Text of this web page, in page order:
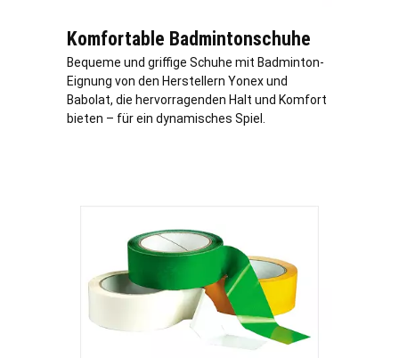
Komfortable Badmintonschuhe
Bequeme und griffige Schuhe mit Badminton-
Eignung von den Herstellern Yonex und
Babolat, die hervorragenden Halt und Komfort
bieten – für ein dynamisches Spiel.